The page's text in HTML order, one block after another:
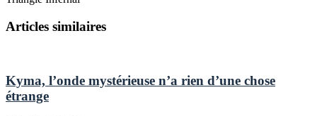
Articles similaires
Kyma, l’onde mystérieuse n’a rien d’une chose
étrange